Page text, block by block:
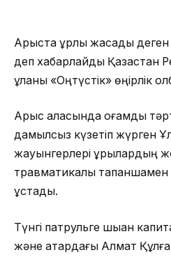
Арыста ұрлық жасады
деп хабарлайды Қазақстан
ұланы «Оңтүстік» өңірлік
Арыс қаласында қоғамдық
дамылсыз күзетіп жүрген
жауынгерлері ұрылардың
травматикалық
ұстады.
Түнгі патрульге шыққан
және қатардағы Алмат